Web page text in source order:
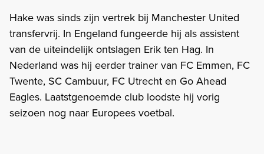
Hake was sinds zijn vertrek bij Manchester United
transfervrij. In Engeland fungeerde hij als assistent
van de uiteindelijk ontslagen Erik ten Hag. In
Nederland was hij eerder trainer van FC Emmen, FC
Twente, SC Cambuur, FC Utrecht en Go Ahead
Eagles. Laatstgenoemde club loodste hij vorig
seizoen nog naar Europees voetbal.